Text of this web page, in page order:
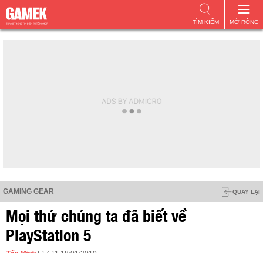
MỞ RỘNG
TÌM KIẾM
GAMING GEAR QUAY LẠI
Mọi thứ chúng ta đã biết về
PlayStation 5